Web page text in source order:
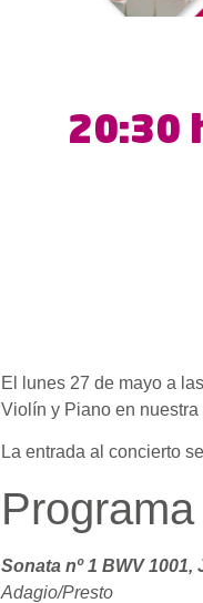
20:30
El lunes 27 de mayo a
Violín y Piano en
La entrada al concierto
Programa
Sonata nº 1 BWV 1001,
Adagio/Presto